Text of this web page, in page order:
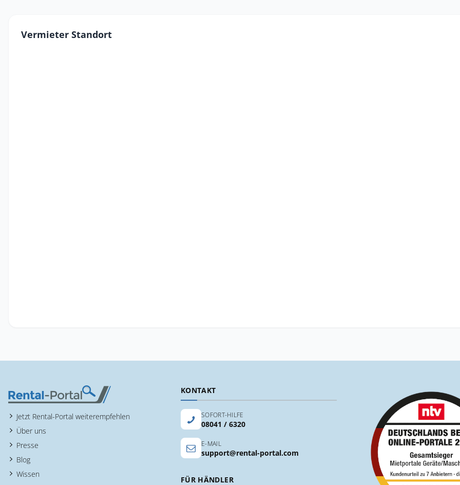
Vermieter Standort
Jetzt Rental-Portal weiterempfehlen
Über uns
Presse
Blog
Wissen
KONTAKT
SOFORT-HILFE
08041 / 6320
E-MAIL
support@rental-portal.com
FÜR HÄNDLER